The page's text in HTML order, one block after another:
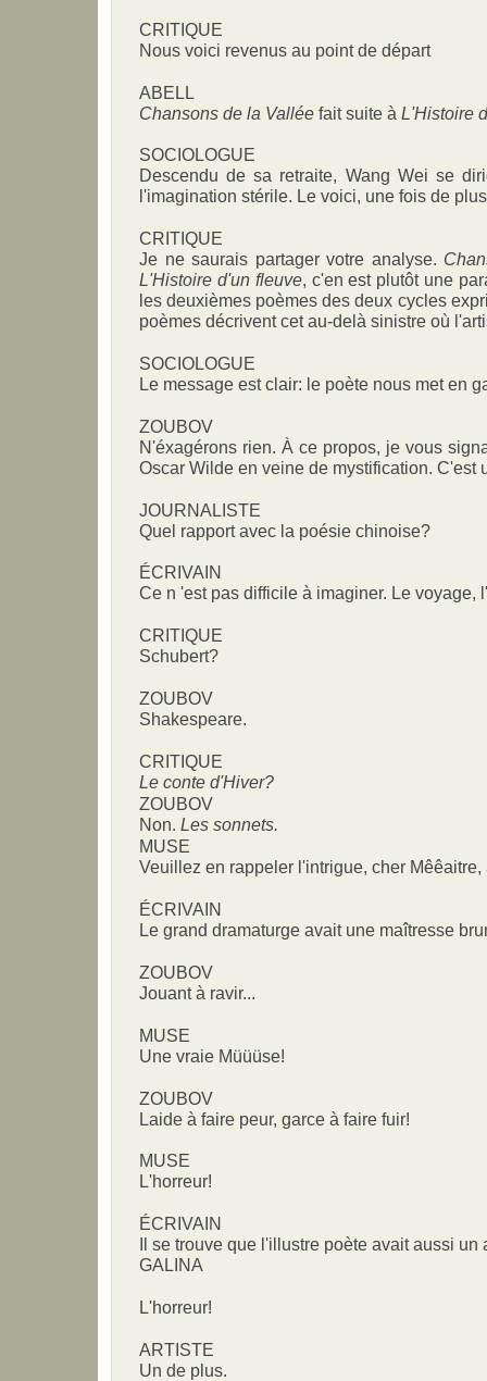
CRITIQUE
Nous voici revenus au point de départ
ABELL
Chansons de la Vallée fait suite à L'Histoire
SOCIOLOGUE
Descendu de sa retraite, Wang Wei se
l'imagination stérile. Le voici, une fois de
CRITIQUE
Je ne saurais partager votre analyse.
L'Histoire d'un fleuve, c'en est plutôt une
les deuxièmes poèmes des deux cycles
poèmes décrivent cet au-delà sinistre où
SOCIOLOGUE
Le message est clair: le poète nous met en
ZOUBOV
N'éxagérons rien. À ce propos, je vous
Oscar Wilde en veine de mystification. C'est
JOURNALISTE
Quel rapport avec la poésie chinoise?
ÉCRIVAIN
Ce n 'est pas difficile à imaginer. Le voyage,
CRITIQUE
Schubert?
ZOUBOV
Shakespeare.
CRITIQUE
Le conte d'Hiver?
ZOUBOV
Non. Les sonnets.
MUSE
Veuillez en rappeler l'intrigue, cher
ÉCRIVAIN
Le grand dramaturge avait une maîtresse
ZOUBOV
Jouant à ravir...
MUSE
Une vraie Müüüse!
ZOUBOV
Laide à faire peur, garce à faire fuir!
MUSE
L'horreur!
ÉCRIVAIN
Il se trouve que l'illustre poète avait aussi un
GALINA
L'horreur!
ARTISTE
Un de plus.